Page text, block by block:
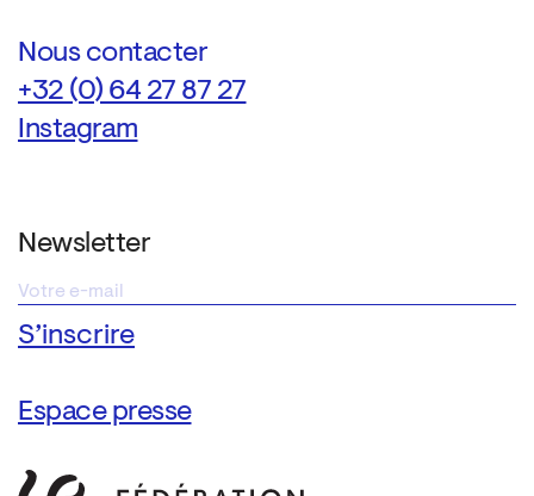
Nous contacter
+32 (0) 64 27 87 27
Instagram
Newsletter
Espace presse